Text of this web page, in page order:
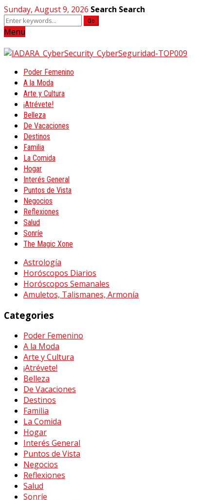
Sunday, August 9, 2026 Search Search
Go
Menu
Poder Femenino
A la Moda
Arte y Cultura
¡Atrévete!
Belleza
De Vacaciones
Destinos
Familia
La Comida
Hogar
Interés General
Puntos de Vista
Negocios
Reflexiones
Salud
Sonríe
The Magic Xone
Astrología
Horóscopos Diarios
Horóscopos Semanales
Amuletos, Talismanes, Armonía
Categories
Poder Femenino
A la Moda
Arte y Cultura
¡Atrévete!
Belleza
De Vacaciones
Destinos
Familia
La Comida
Hogar
Interés General
Puntos de Vista
Negocios
Reflexiones
Salud
Sonríe